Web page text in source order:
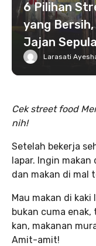
6 Pilihan
yang
Jajan
Larasati
Cek street food
nih!
Setelah bekerja
lapar. Ingin
dan makan di mal
Mau makan di
bukan cuma enak,
kan, makanan
Amit-amit!